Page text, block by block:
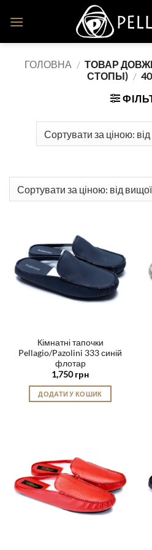
ГОЛОВНА / ТОВАР
СТОПЫ) /
Кімнатні тапочки
Pellagio/Pazolini 333 синій
флотар
1,750грн
ДОДАТИ У КОШИК
варіантів.
Параметри
можна
вибрати
на